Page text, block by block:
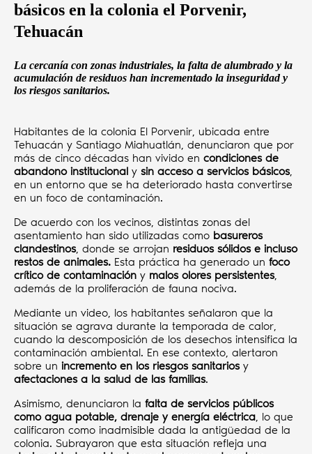
básicos en la colonia el Porvenir,
Tehuacán
La cercanía con zonas industriales, la falta de alumbrado y la
acumulación de residuos han incrementado la inseguridad y
los riesgos sanitarios.
Habitantes de la colonia El Porvenir, ubicada entre
Tehuacán y Santiago Miahuatlán, denunciaron que por
más de cinco décadas han vivido en condiciones de
abandono institucional y sin acceso a servicios básicos,
en un entorno que se ha deteriorado hasta convertirse
en un foco de contaminación.
De acuerdo con los vecinos, distintas zonas del
asentamiento han sido utilizadas como basureros
clandestinos, donde se arrojan residuos sólidos e incluso
restos de animales. Esta práctica ha generado un foco
crítico de contaminación y malos olores persistentes,
además de la proliferación de fauna nociva.
Mediante un video, los habitantes señalaron que la
situación se agrava durante la temporada de calor,
cuando la descomposición de los desechos intensifica la
contaminación ambiental. En ese contexto, alertaron
sobre un incremento en los riesgos sanitariosy
afectaciones a la salud de las familias.
Asimismo, denunciaron la falta de servicios públicos
como agua potable, drenaje y energía eléctrica, lo que
calificaron como inadmisible dada la antigüedad de la
colonia. Subrayaron que esta situación refleja una